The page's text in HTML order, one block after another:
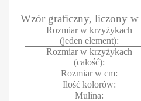
Wzór graficzny, liczony w
Rozmiar w krzyżykach
(jeden element):
Rozmiar w krzyżykach
(całość):
Rozmiar w cm:
Ilość kolorów:
Mulina: